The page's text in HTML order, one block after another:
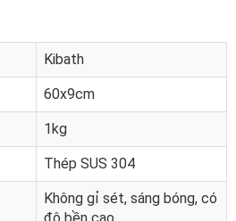
Kibath
60x9cm
1kg
Thép SUS 304
Không gỉ sét, sáng bóng, có
độ bền cao